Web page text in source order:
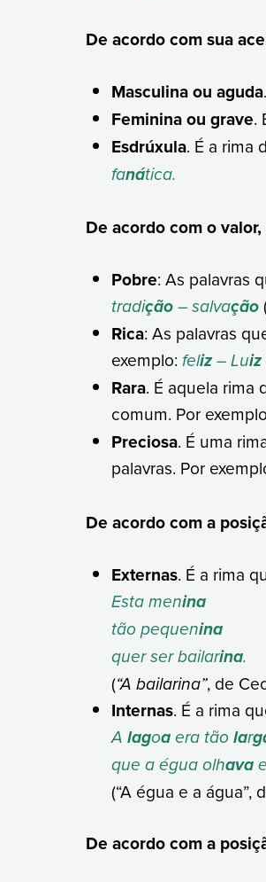
De acordo com sua
Masculina ou aguda
Feminina ou grave.
Esdrúxula. É a rima
fanática.
De acordo com o
Pobre: As palavras
tradição – salvação
Rica: As palavras
exemplo: feliz– Luiz
Rara. É aquela
comum. Por
Preciosa. É uma
palavras. Por
De acordo com a
Externas. É a rima
Esta menina
tão pequenina
quer ser bailarina.
(“A bailarina”, de
Internas. É a rima
Alagoa era tãolar
que a égua olhava
(“A égua e a
De acordo com a